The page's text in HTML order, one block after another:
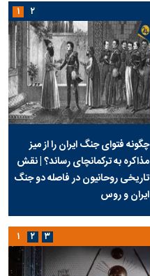
چگونه فتوای جنگ ایران را از میز
مذاکره به ترکمانچای رساند؟ | نقش
تاریخی روحانیون در فاصله دو جنگ
ایران و روس
۱ ۲
۱ ۲ ۳